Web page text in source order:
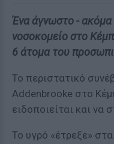
Ένα άγνωστο - ακόμα
νοσοκομείο στο
6 άτομα του
Το περιστατικό
Addenbrooke στο
ειδοποιείται και να
Το υγρό «έτρεξε»